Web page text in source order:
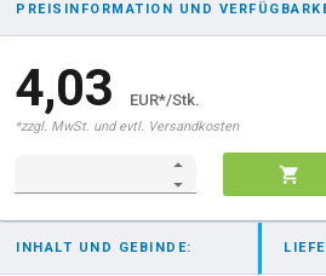
PREISINFORMATION UND
4,03 EUR*/Stk.
*zzgl. MwSt. und evtl. Versandkosten
INHALT UND GEBINDE: